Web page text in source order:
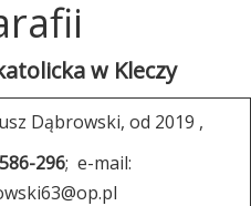
w Kleczy
Dąbrowski, od 2019 ,
296; e-mail: